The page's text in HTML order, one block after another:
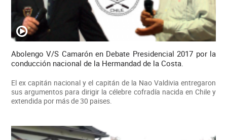
Abolengo V/S Camarón en Debate Presidencial 2017 por la
conducción nacional de la Hermandad de la Costa.
El ex capitán nacional y el capitán de la Nao Valdivia entregaron
sus argumentos para dirigir la célebre cofradía nacida en Chile y
extendida por más de 30 paises.